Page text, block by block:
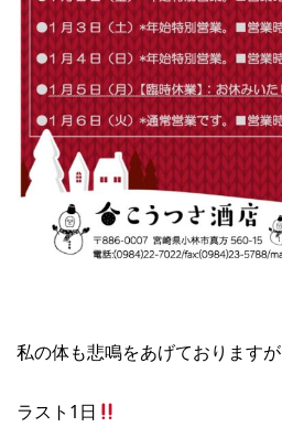
私の体も悲鳴をあげておりますが
ラスト1日